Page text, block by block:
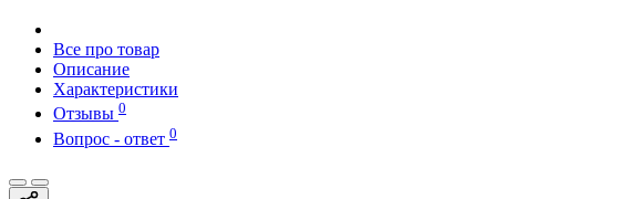
Все про товар
Описание
Характеристики
Отзывы 0
Вопрос - ответ 0